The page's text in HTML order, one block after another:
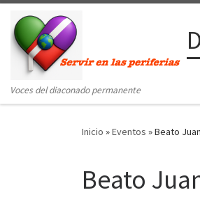
Saltar al contenido
Voces del diaconado permanente
Inicio »Eventos »Beato
Beato